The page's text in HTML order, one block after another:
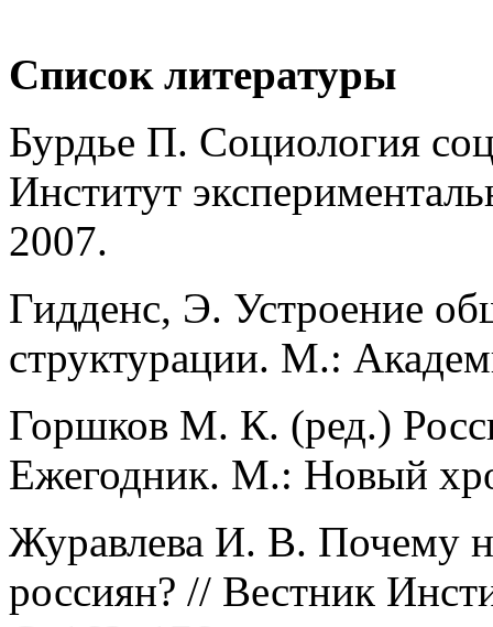
Список литературы
Бурдье П. Социология
Институт
2007.
Гидденс, Э. Устроение
структурации. М.:
Горшков М. К. (ред.)
Ежегодник. М.: Новый
Журавлева И. В. Почему
россиян? // Вестник